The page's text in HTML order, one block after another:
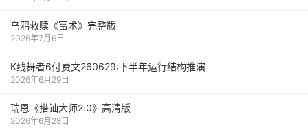
乌鸦救赎《富术》完整版
2026年7月6日
K线舞者6付费文260629:下半年运行结构推演
2026年6月29日
瑞恩《搭讪大师2.0》高清版
2026年6月28日